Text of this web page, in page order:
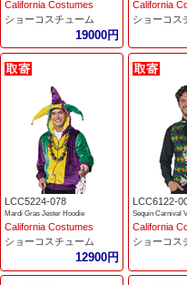
California Costumes
ショーコスチューム
19000円
California
ショーコス
LCC5224-078
Mardi Gras Jester Hoodie
California Costumes
ショーコスチューム
12900円
LCC6122-
Sequin Carnival
California
ショーコス